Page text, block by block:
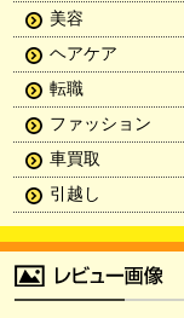
美容
ヘアケア
転職
ファッション
車買取
引越し